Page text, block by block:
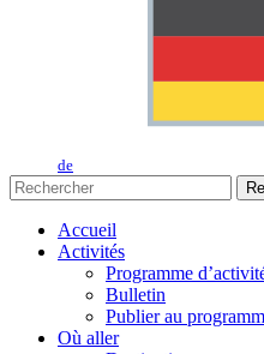
de
Accueil
Activités
Programme
Bulletin
Publier au
Où aller